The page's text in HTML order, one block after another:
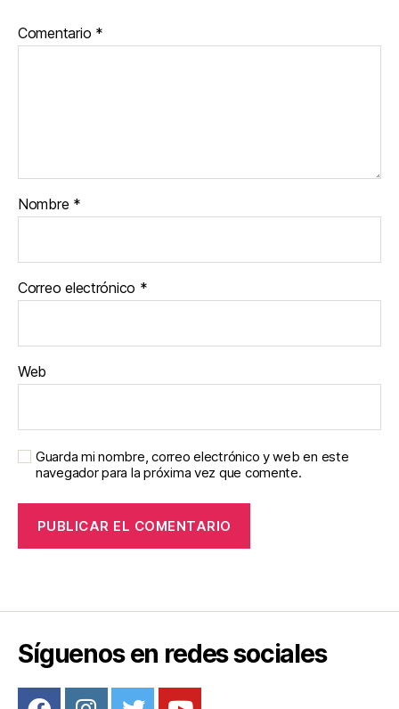
Comentario *
Nombre *
Correo electrónico *
Web
Guarda mi nombre, correo electrónico y web en este
navegador para la próxima vez que comente.
Síguenos en redes sociales